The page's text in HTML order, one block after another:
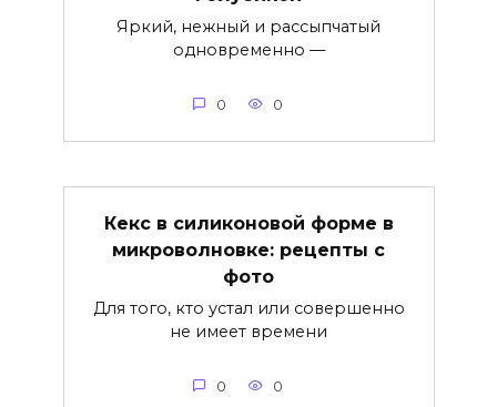
Яркий, нежный и рассыпчатый
одновременно —
0 0
Кекс в силиконовой форме в
микроволновке: рецепты с
фото
Для того, кто устал или совершенно
не имеет времени
0 0